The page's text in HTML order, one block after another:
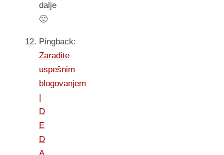
dalje
🙂
Pingback:
Zaradite
uspešnim
blogovanjem
|
D
E
D